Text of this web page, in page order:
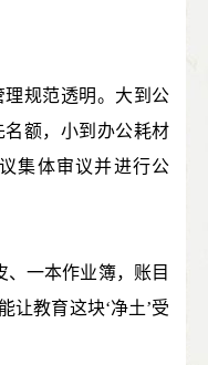
规范透明。大到公
额，小到办公耗材
集体审议并进行公
一本作业簿，账目
让教育这块‘净土’受